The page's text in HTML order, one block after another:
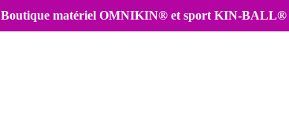
Boutique matériel OMNIKIN® et sport KIN-BALL®